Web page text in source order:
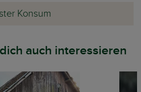
Konsum
auch interessieren